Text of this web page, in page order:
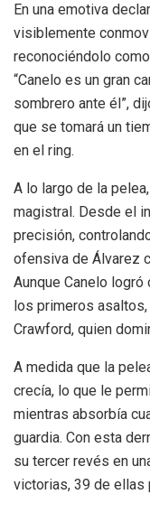
En una emotiva
visiblemente
reconociéndolo
“Canelo es un gran
sombrero ante él”,
que se tomará un
en el ring.
A lo largo de la
magistral. Desde el
precisión,
ofensiva de Álvarez
Aunque Canelo
los primeros
Crawford, quien
A medida que la
crecía, lo que le
mientras absorbía
guardia. Con esta
su tercer revés en
victorias, 39 de ellas